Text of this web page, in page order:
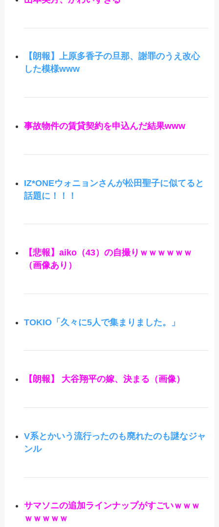
【朗報】上原多香子の旦那、謝罪のうえ改心
した模様www
事故物件の賃貸契約を申込んだ結果www
IZ*ONEウォニョンさんが松田聖子に似てると
話題に！！！
【悲報】aiko（43）の自撮りｗｗｗｗｗｗ
（画像あり）
TOKIO「久々に5人で集まりました。」
【朗報】 大谷翔平の嫁、決まる（画像）
V系とかいう流行ったのも廃れたのも謎なジャ
ンル
サマソニの追加ラインナップがすごいｗｗｗ
ｗｗｗｗｗ